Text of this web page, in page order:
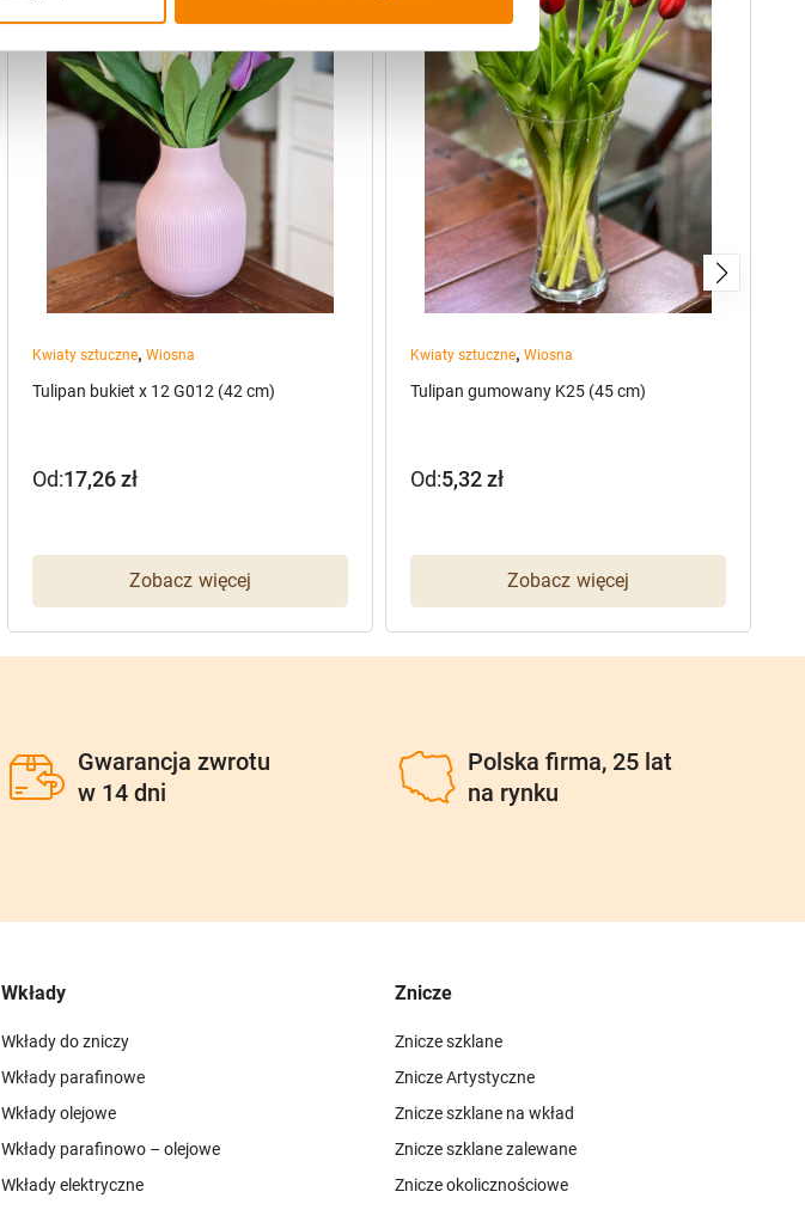
Kwiaty sztuczne, Wiosna
Tulipan bukiet x 12 G012 (42 cm)
Zobacz więcej
Od:17,26zł
Kwiaty sztuczne, Wiosna
Tulipan gumowany K25 (45 cm)
Zobacz więcej
Od:5,32zł
Gwarancja zwrotu
w 14 dni
Polska firma, 25 lat
na rynku
Wkłady
Wkłady do zniczy
Wkłady parafinowe
Wkłady olejowe
Wkłady parafinowo – olejowe
Wkłady elektryczne
Znicze
Znicze szklane
Znicze Artystyczne
Znicze szklane na wkład
Znicze szklane zalewane
Znicze okolicznościowe